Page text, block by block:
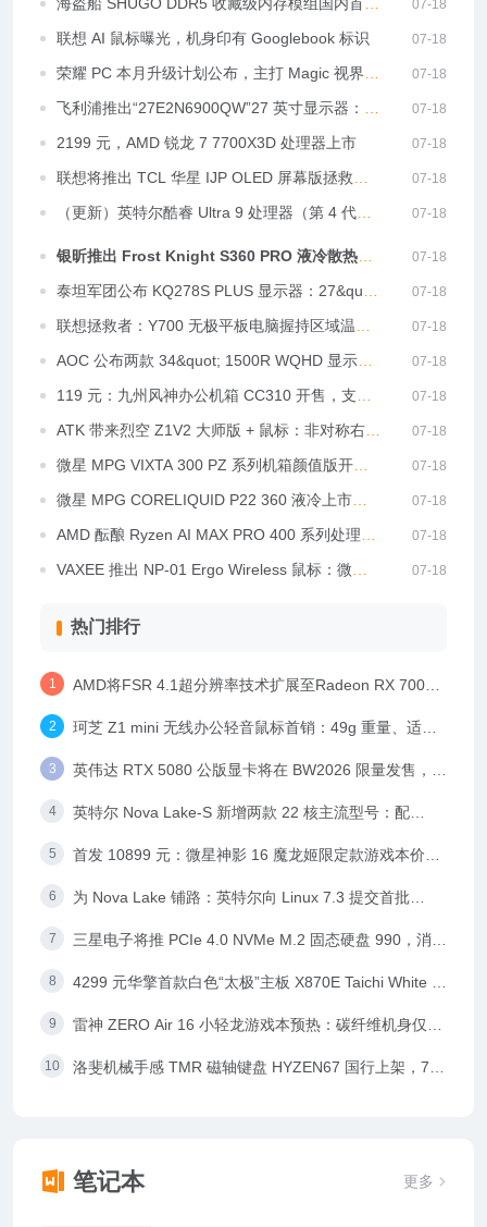
定档 2026 ChinaJoy
07-18
联想 AI 鼠标曝光，机身印有 Googlebook 标识 07-18
荣耀 PC 本月升级计划公布，主打 Magic 视界和
YOYO Claw 体验焕新
07-18
飞利浦推出“27E2N6900QW”27 英寸显示器：
4K 120Hz QD-OLED、原生 10-Bit 色彩，5499
元
07-18
2199 元，AMD 锐龙 7 7700X3D 处理器上市 07-18
联想将推出 TCL 华星 IJP OLED 屏幕版拯救者
R9000P 游戏本
07-18
（更新）英特尔酷睿 Ultra 9 处理器（第 4 代）
图标曝光，Nova Lake 将分期推出
07-18
银昕推出 Frost Knight S360 PRO 液冷散热
器，配备 120mm VRM 专用风扇
07-18
泰坦军团公布 KQ278S PLUS 显示器：27&quot;
QHD 275Hz + 电竞支架
07-18
联想拯救者：Y700 无极平板电脑握持区域温度
较主动散热手机低 4℃
07-18
AOC 公布两款 34&quot; 1500R WQHD 显示
器，支持 90W USB-C PD 输出
07-18
119 元：九州风神办公机箱 CC310 开售，支持
MATX、ITX 主板
07-18
ATK 带来烈空 Z1V2 大师版 + 鼠标：非对称右手
中大模具，PAW3955
07-18
微星 MPG VIXTA 300 PZ 系列机箱颜值版开
售，569 元起
07-18
微星 MPG CORELIQUID P22 360 液冷上市，
699 / 729 元
07-18
AMD 酝酿 Ryzen AI MAX PRO 400 系列处理
器，支持 ROCm 7.14
07-18
VAXEE 推出 NP-01 Ergo Wireless 鼠标：微斜
07-18
热门排行
AMD将FSR 4.1超分辨率技术扩展至Radeon RX 7000
系列显卡，Adrenalin Edition 26.6.2驱动同步发布
珂芝 Z1 mini 无线办公轻音鼠标首销：49g 重量、适配
小手型，79 元
英伟达 RTX 5080 公版显卡将在 BW2026 限量发售，
8299 元
英特尔 Nova Lake-S 新增两款 22 核主流型号：配
144MB 大缓存，125W 与 65W 双版本
首发 10899 元：微星神影 16 魔龙姬限定款游戏本价格
公布，i9-14900HX + RTX 5060
为 Nova Lake 铺路：英特尔向 Linux 7.3 提交首批
Xe3P 核显驱动更新，支持 CMTG 多屏时钟同步技术
三星电子将推 PCIe 4.0 NVMe M.2 固态硬盘 990，消息
称采用 DRAM-less 方案
4299 元华擎首款白色“太极”主板 X870E Taichi White 上
架发售：万兆有线 + WiFi7 无线网卡
雷神 ZERO Air 16 小轻龙游戏本预热：碳纤维机身仅重
1.64kg，酷睿 U7 356H + RTX 5070
洛斐机械手感 TMR 磁轴键盘 HYZEN67 国行上架，7
笔记本 更多